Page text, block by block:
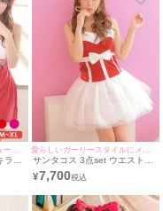
ビ
プ
ンカ
サンタコス 3点set ウエストリ
ボンデザイン×ドットチュール
ベアふわふわ サンタ コスプレ
ストラップ]
¥7,700